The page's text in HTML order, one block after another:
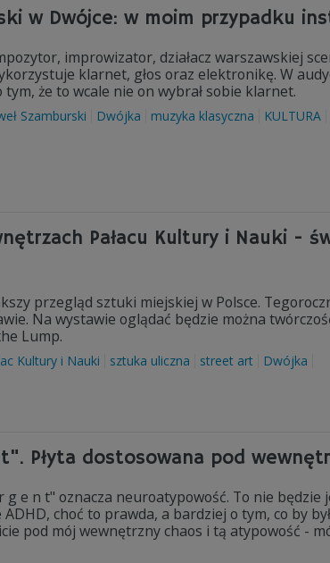
w Dwójce: w moim przypadku
improwizator, działacz warszawskiej
klarnet, głos oraz elektronikę. W
że to wcale nie on wybrał sobie klarnet.
Szamburski Dwójka muzyka klasyczna KULTURA
Pałacu Kultury i Nauki -
przegląd sztuki miejskiej w Polsce.
Na wystawie oglądać będzie można
Lump.
Kultury i Nauki sztuka uliczna street art Dwójka
Płyta dostosowana pod
g e n t" oznacza neuroatypowość. To nie będzie
choć to prawda, a bardziej o tym, co by
pod mój wewnętrzny chaos i tą atypowość -